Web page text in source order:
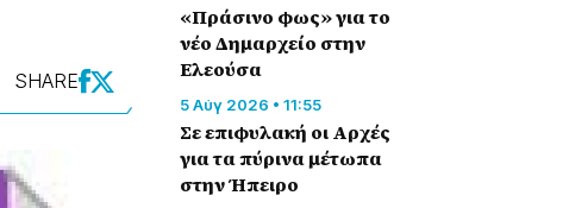
SHARE
«Πράσινο φως» για το
νέο Δημαρχείο στην
Ελεούσα
5 Αύγ 2026 • 11:55
Σε επιφυλακή οι Αρχές
για τα πύρινα μέτωπα
στην Ήπειρο